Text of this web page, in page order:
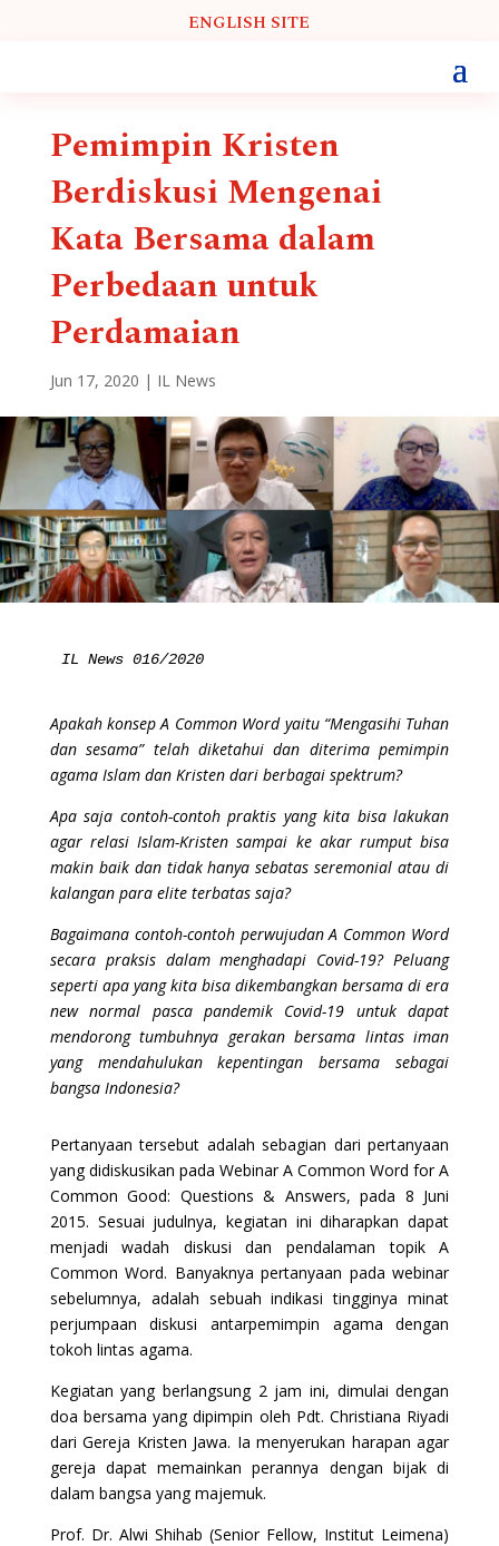
ENGLISH SITE
Pemimpin Kristen
Berdiskusi Mengenai
Kata Bersama dalam
Perbedaan untuk
Perdamaian
Jun 17, 2020 | IL News
IL News 016/2020
Apakah konsep A Common Word yaitu “Mengasihi Tuhan
dan sesama” telah diketahui dan diterima pemimpin
agama Islam dan Kristen dari berbagai spektrum?
Apa saja contoh-contoh praktis yang kita bisa lakukan
agar relasi Islam-Kristen sampai ke akar rumput bisa
makin baik dan tidak hanya sebatas seremonial atau di
kalangan para elite terbatas saja?
Bagaimana contoh-contoh perwujudan A Common Word
secara praksis dalam menghadapi Covid-19? Peluang
seperti apa yang kita bisa dikembangkan bersama di era
new normal pasca pandemik Covid-19 untuk dapat
mendorong tumbuhnya gerakan bersama lintas iman
yang mendahulukan kepentingan bersama sebagai
bangsa Indonesia?
Pertanyaan tersebut adalah sebagian dari pertanyaan
yang didiskusikan pada Webinar A Common Word for A
Common Good: Questions & Answers, pada 8 Juni
2015. Sesuai judulnya, kegiatan ini diharapkan dapat
menjadi wadah diskusi dan pendalaman topik A
Common Word. Banyaknya pertanyaan pada webinar
sebelumnya, adalah sebuah indikasi tingginya minat
perjumpaan diskusi antarpemimpin agama dengan
tokoh lintas agama.
Kegiatan yang berlangsung 2 jam ini, dimulai dengan
doa bersama yang dipimpin oleh Pdt. Christiana Riyadi
dari Gereja Kristen Jawa. Ia menyerukan harapan agar
gereja dapat memainkan perannya dengan bijak di
dalam bangsa yang majemuk.
Prof. Dr. Alwi Shihab (Senior Fellow, Institut Leimena)